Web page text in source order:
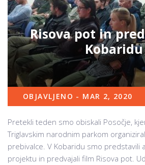
Risova pot in
Kobaridu
OBJAVLJENO - MAR 2, 2020
Pretekli teden smo obiskali Posočje,
Triglavskim narodnim parkom
prebivalce. V Kobaridu smo predstavili
projektu in predvajali film Risova pot.